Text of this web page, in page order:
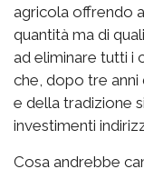
agricola offrendo
quantità ma di
ad eliminare tutti i
che, dopo tre
e della tradizione
investimenti
Cosa andrebbe